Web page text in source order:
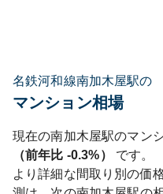
名鉄河和線南加木屋駅の
マンション相場
現在の南加木屋駅のマン
（前年比 -0.3%）
です。
より詳細な間取り別の価